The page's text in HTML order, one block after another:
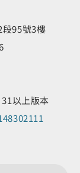
95號3樓
以上版本